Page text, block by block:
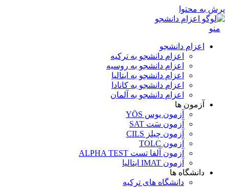
پرش به محتوا
منو
اعزام دانشجو
اعزام دانشجو به ترکیه
اعزام دانشجو به روسیه
اعزام دانشجو به ایتالیا
اعزام دانشجو به کانادا
اعزام دانشجو به آلمان
آزمون ها
آزمون یوس YÖS
آزمون سَت SAT
آزمون چیلز CILS‌
آزمون TOLC
آزمون آلفا تست ALPHA TEST
آزمون IMAT ایتالیا
دانشگاه ها
دانشگاه های ترکیه